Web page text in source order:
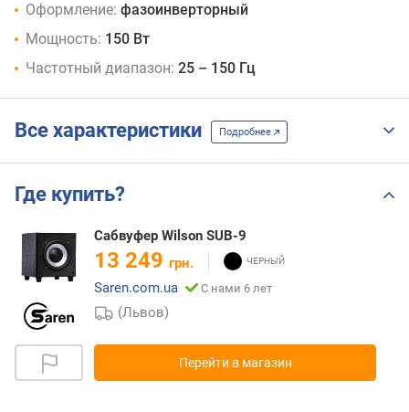
Оформление: фазоинверторный
Мощность: 150 Вт
Частотный диапазон: 25 – 150 Гц
Все характеристики Подробнее
Где купить?
Сабвуфер Wilson SUB-9
13 249 грн.
Saren.com.ua
С нами 6 лет
(Львов)
Перейти в магазин